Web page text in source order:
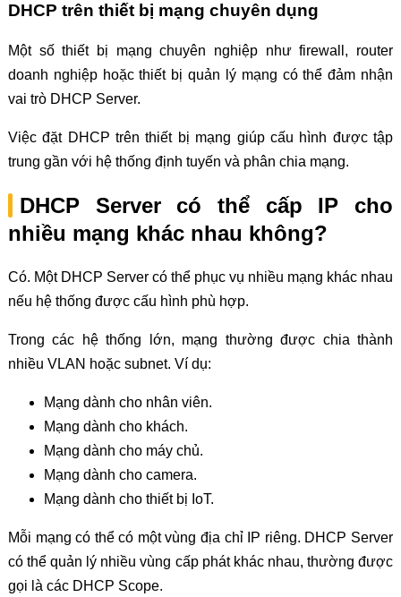
DHCP trên thiết bị mạng chuyên dụng
Một số thiết bị mạng chuyên nghiệp như firewall, router
doanh nghiệp hoặc thiết bị quản lý mạng có thể đảm nhận
vai trò DHCP Server.
Việc đặt DHCP trên thiết bị mạng giúp cấu hình được tập
trung gần với hệ thống định tuyến và phân chia mạng.
DHCP Server có thể cấp IP cho
nhiều mạng khác nhau không?
Có. Một DHCP Server có thể phục vụ nhiều mạng khác nhau
nếu hệ thống được cấu hình phù hợp.
Trong các hệ thống lớn, mạng thường được chia thành
nhiều VLAN hoặc subnet. Ví dụ:
Mạng dành cho nhân viên.
Mạng dành cho khách.
Mạng dành cho máy chủ.
Mạng dành cho camera.
Mạng dành cho thiết bị IoT.
Mỗi mạng có thể có một vùng địa chỉ IP riêng. DHCP Server
có thể quản lý nhiều vùng cấp phát khác nhau, thường được
gọi là các DHCP Scope.